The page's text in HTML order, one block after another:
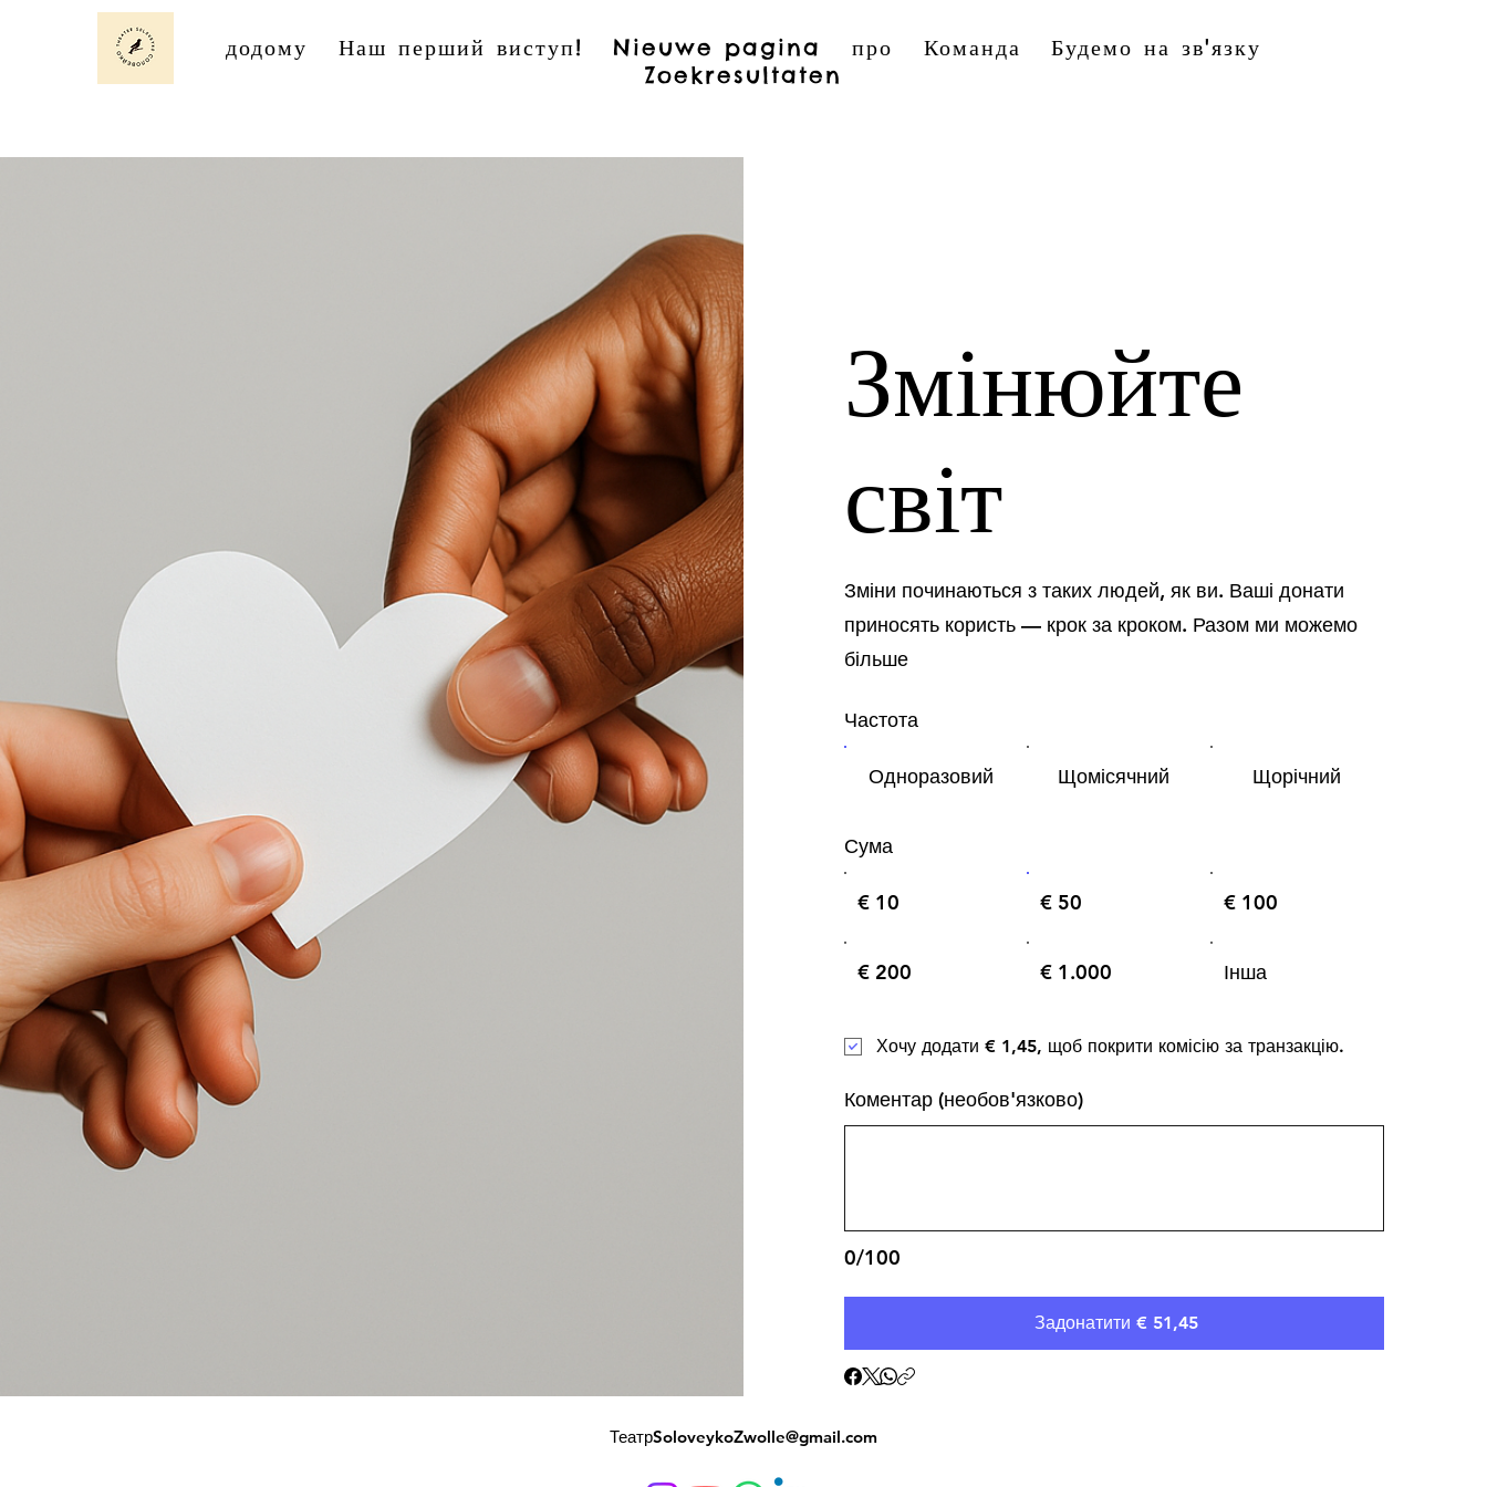
додому Наш перший виступ! Nieuwe pagina про Команда
Будемо на зв'язку
Zoekresultaten
Змінюйте
світ
Зміни починаються з таких людей, як ви. Ваші донати
приносять користь — крок за кроком. Разом ми можемо
більше
Частота
Одноразовий Щомісячний Щорічний
Сума
€ 10 € 50 € 100
€ 200 € 1.000 Інша
0/100
Коментар (необов'язково)
Задонатити € 51,45
Хочу додати € 1,45, щоб покрити комісію за транзакцію.
ТеатрSoloveykoZwolle@gmail.com